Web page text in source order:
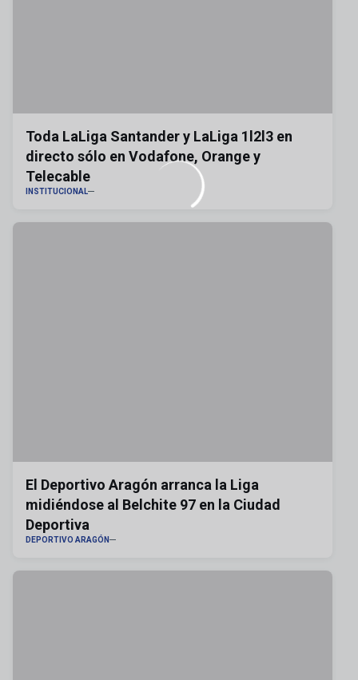
Toda LaLiga Santander y LaLiga 1l2l3 en
directo sólo en Vodafone, Orange y
Telecable
INSTITUCIONAL
El Deportivo Aragón arranca la Liga
midiéndose al Belchite 97 en la Ciudad
Deportiva
DEPORTIVO ARAGÓN